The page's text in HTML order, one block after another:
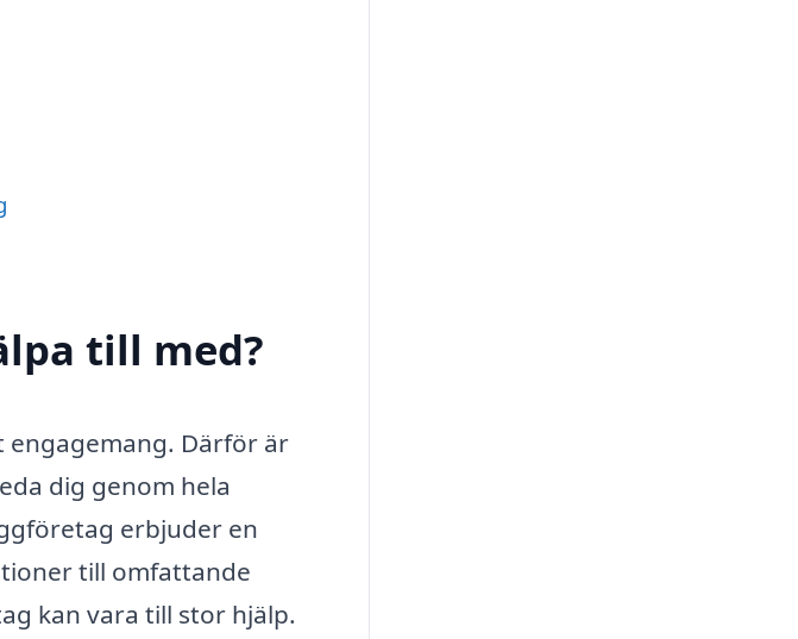
till med?
Därför är
dig genom hela
erbjuder en
till omfattande
kan vara till stor hjälp.